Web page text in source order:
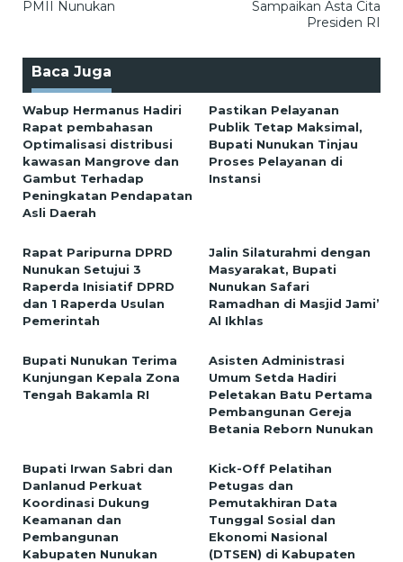
PMII Nunukan
Sampaikan Asta Cita
Presiden RI
Baca Juga
Wabup Hermanus Hadiri
Rapat pembahasan
Optimalisasi distribusi
kawasan Mangrove dan
Gambut Terhadap
Peningkatan Pendapatan
Asli Daerah
Pastikan Pelayanan
Publik Tetap Maksimal,
Bupati Nunukan Tinjau
Proses Pelayanan di
Instansi
Rapat Paripurna DPRD
Nunukan Setujui 3
Raperda Inisiatif DPRD
dan 1 Raperda Usulan
Pemerintah
Jalin Silaturahmi dengan
Masyarakat, Bupati
Nunukan Safari
Ramadhan di Masjid Jami’
Al Ikhlas
Bupati Nunukan Terima
Kunjungan Kepala Zona
Tengah Bakamla RI
Asisten Administrasi
Umum Setda Hadiri
Peletakan Batu Pertama
Pembangunan Gereja
Betania Reborn Nunukan
Bupati Irwan Sabri dan
Danlanud Perkuat
Koordinasi Dukung
Keamanan dan
Pembangunan
Kabupaten Nunukan
Kick-Off Pelatihan
Petugas dan
Pemutakhiran Data
Tunggal Sosial dan
Ekonomi Nasional
(DTSEN) di Kabupaten